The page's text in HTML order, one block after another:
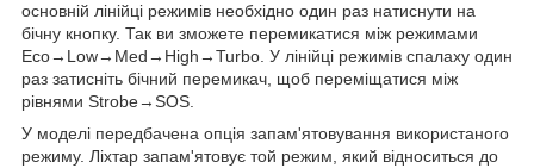
основній лінійці режимів необхідно один раз натиснути на
бічну кнопку. Так ви зможете перемикатися між режимами
Eco→Low→Med→High→Turbo. У лінійці режимів спалаху один
раз затисніть бічний перемикач, щоб переміщатися між
рівнями Strobe→SOS.
У моделі передбачена опція запам'ятовування використаного
режиму. Ліхтар запам'ятовує той режим, який відноситься до